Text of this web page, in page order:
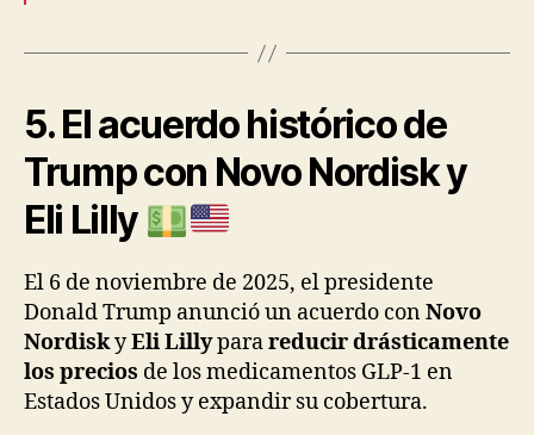
5. El acuerdo histórico de
Trump con Novo Nordisk y
Eli Lilly
El 6 de noviembre de 2025, el presidente
Donald Trump anunció un acuerdo conNovo
NordiskyEli Lillyparareducir drásticamente
los precios de los medicamentos GLP-1 en
Estados Unidos y expandir su cobertura.